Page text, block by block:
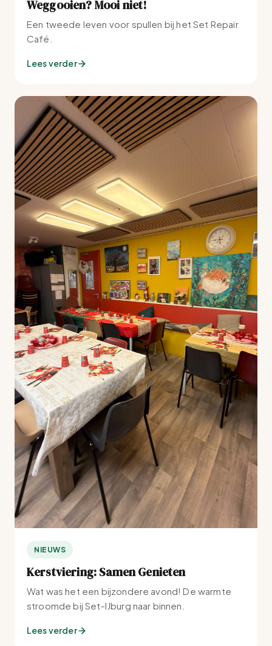
Weggooien? Mooi niet!
Een tweede leven voor spullen bij het Set Repair
Café.
Lees verder
NIEUWS
Kerstviering: Samen Genieten
Wat was het een bijzondere avond! De warmte
stroomde bij Set-IJburg naar binnen.
Lees verder